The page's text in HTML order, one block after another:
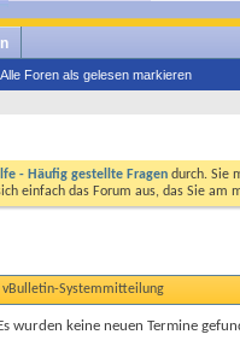
Alle Foren als gelesen markieren
- Häufig gestellte Fragen durch. Sie
einfach das Forum aus, das Sie am
vBulletin-Systemmitteilung
wurden keine neuen Termine